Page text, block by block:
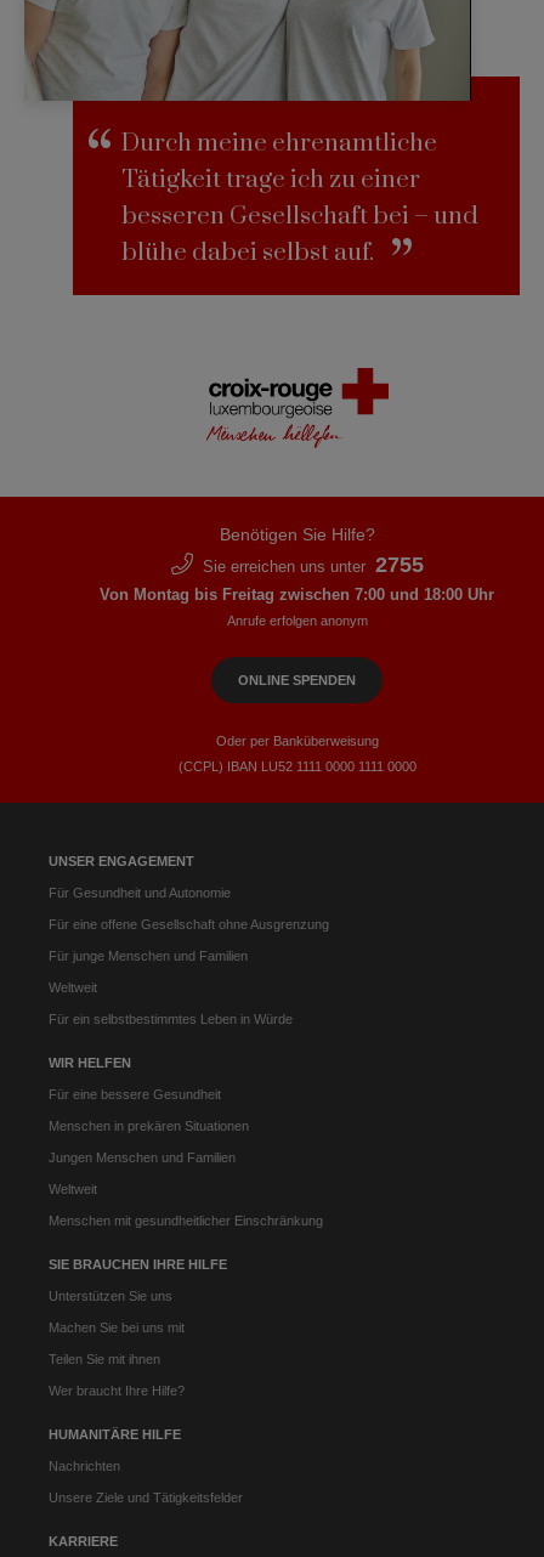
Durch meine ehrenamtliche
Tätigkeit trage ich zu einer
besseren Gesellschaft bei – und
blühe dabei selbst auf.
UNSER ENGAGEMENT
Für Gesundheit und Autonomie
Für eine offene Gesellschaft ohne Ausgrenzung
Für junge Menschen und Familien
Weltweit
Für ein selbstbestimmtes Leben in Würde
WIR HELFEN
Für eine bessere Gesundheit
Menschen in prekären Situationen
Jungen Menschen und Familien
Weltweit
Menschen mit gesundheitlicher Einschränkung
SIE BRAUCHEN IHRE HILFE
Unterstützen Sie uns
Machen Sie bei uns mit
Teilen Sie mit ihnen
Wer braucht Ihre Hilfe?
HUMANITÄRE HILFE
Nachrichten
Unsere Ziele und Tätigkeitsfelder
KARRIERE
Benötigen Sie Hilfe?
Sie erreichen uns unter 2755
Von Montag bis Freitag zwischen 7:00 und 18:00 Uhr
Anrufe erfolgen anonym
ONLINE SPENDEN
Oder per Banküberweisung
(CCPL) IBAN LU52​ 1111​ 0000​ 1111​ 0000